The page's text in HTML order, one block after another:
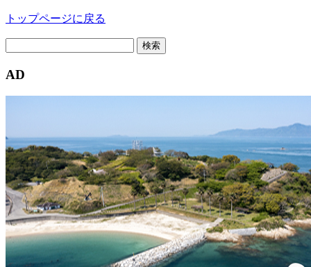
トップページに戻る
AD